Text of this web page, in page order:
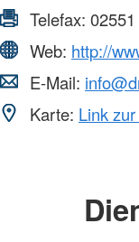
Telefax:
Web: http://
E-Mail:
Karte: Link